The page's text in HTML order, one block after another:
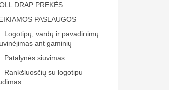
DRAP PREKĖS
PASLAUGOS
Logotipų, vardų ir pavadinimų
ant gaminių
Patalynės siuvimas
Rankšluosčių su logotipu